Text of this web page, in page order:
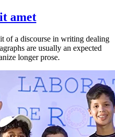
amet
of a discourse in writing dealing
are usually an expected
longer prose.